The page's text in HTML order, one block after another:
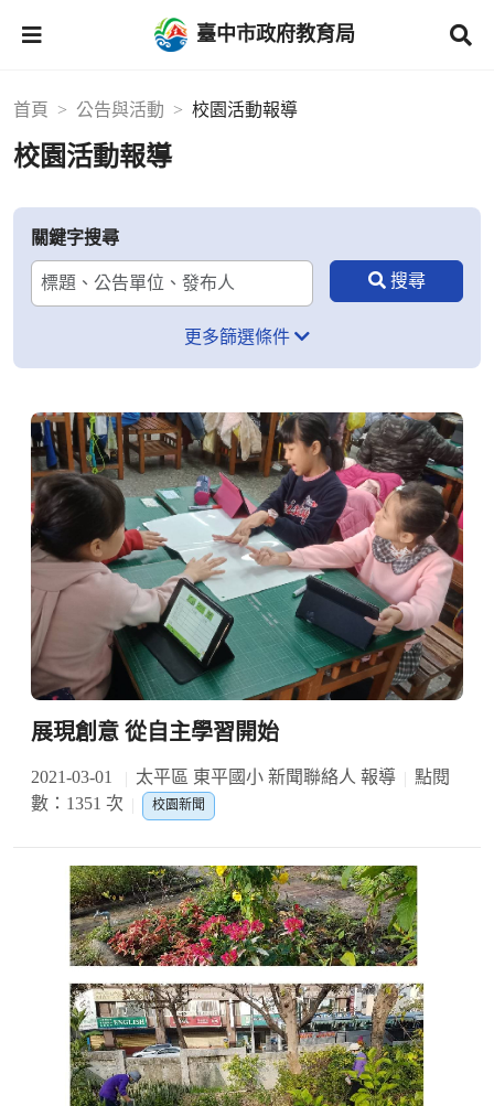
臺中市政府教育局
首頁 公告與活動 校園活動報導
校園活動報導
關鍵字搜尋
更多篩選條件
展現創意 從自主學習開始
2021-03-01 太平區 東平國小 新聞聯絡人 報導
點閱
數：1351 次
校園新聞